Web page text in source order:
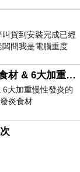
貨到安裝完成已經
問我是電腦重度
欣儀營養師 - 6種抗發炎食材 & 6大加重慢性發炎的飲食習慣
大加重慢性發炎的
炎食材
?fbid=147